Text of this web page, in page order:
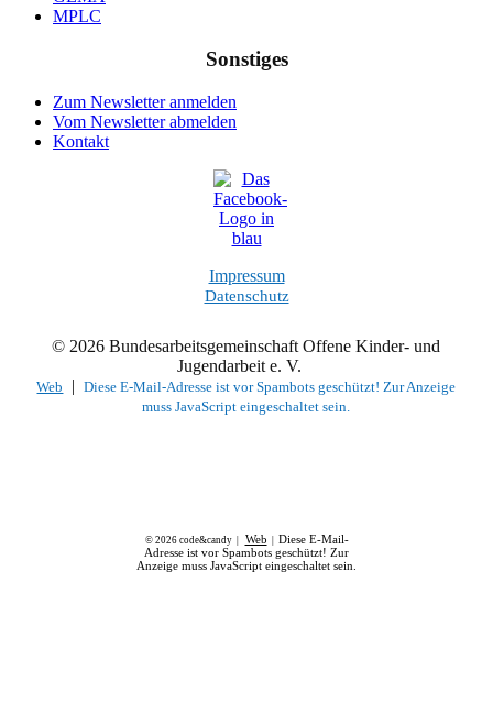
MPLC
Sonstiges
Zum Newsletter anmelden
Vom Newsletter abmelden
Kontakt
Impressum
Datenschutz
© 2026 Bundesarbeitsgemeinschaft Offene Kinder- und
Jugendarbeit e. V.
Web |Diese E-Mail-Adresse ist vor Spambots geschützt! Zur Anzeige
muss JavaScript eingeschaltet sein.
© 2026 code&candy | Web
Diese E-Mail-
Adresse ist vor Spambots geschützt! Zur
Anzeige muss JavaScript eingeschaltet sein.